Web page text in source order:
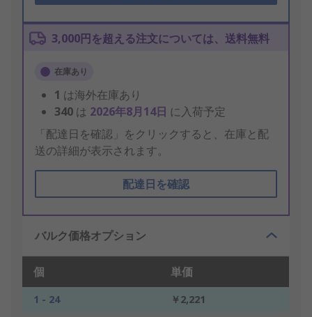
3,000円を超える注文については、送料無料
在庫あり
1 は海外在庫あり
340 は 2026年8月14日 に入荷予定
「配達日を確認」をクリックすると、在庫と配
送の詳細が表示されます。
配達日を確認
バルク価格オプション
個 単価
1 - 24
￥2,221